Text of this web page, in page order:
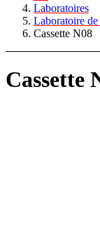
Laboratoires
Laboratoire
Cassette N08
Cassette